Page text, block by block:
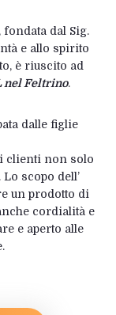
dal Sig.
e allo spirito
è riuscito ad
nel Feltrino.
dalle figlie
clienti non solo
scopo dell’
un prodotto di
cordialità e
e aperto alle